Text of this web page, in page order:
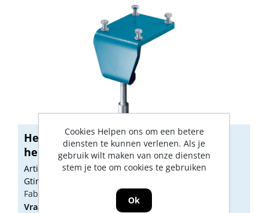
Heuer Tafelklem bankschroef 100mm
heuer
Artikelnummer: 1645750
Gtin: 4010898119902
Fabrikant artikel nummer: 119100
Vraag een
aan oflog in
Cookies Helpen ons om een betere
diensten te kunnen verlenen. Als je
gebruik wilt maken van onze diensten
stem je toe om cookies te gebruiken
Ok